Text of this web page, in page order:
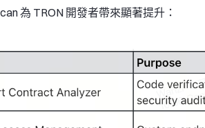
為 TRON 開發者帶來顯著提升：